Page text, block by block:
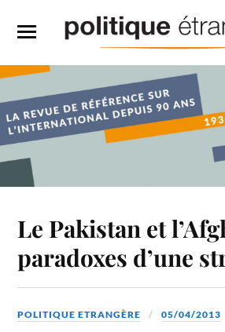
Le Pakistan et
paradoxes d’une
POLITIQUE ETRANGÈRE 05/04/2013